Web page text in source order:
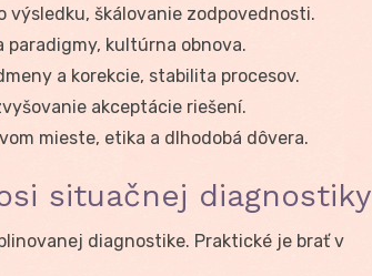
škálovanie zodpovednosti.
paradigmy, kultúrna obnova.
a korekcie, stabilita procesov.
akceptácie riešení.
mieste, etika a dlhodobá dôvera.
situačnej diagnostiky
diagnostike. Praktické je brať v